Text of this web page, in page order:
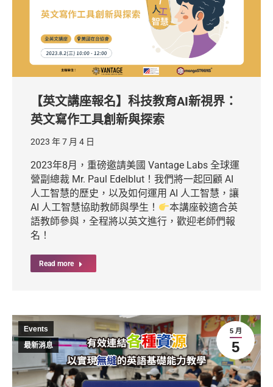
【英文講座報名】科技教育AI新視界：
英文寫作工具創新與探索
2023 年 7 月 4 日
2023年8月，重磅邀請美國 Vantage Labs 全球運
營副總裁 Mr. Paul Edelblut！我們將一起回顧 AI
人工智慧的歷史，以及如何運用 AI 人工智慧，讓
AI 人工智慧協助教師與學生！
本講座較適合英
語教師參與，全程將以英文進行，歡迎老師們報
名！
Read more
5 月
5
Events
最新消息